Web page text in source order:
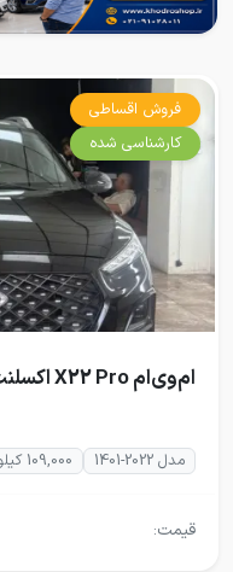
فروش اقساطی
کارشناسی شده
ام‌وی‌ام X22 Pro اکسلنت مدل 2022-1401
مدل 2022-1401 109,000 کیلومتر
قیمت: